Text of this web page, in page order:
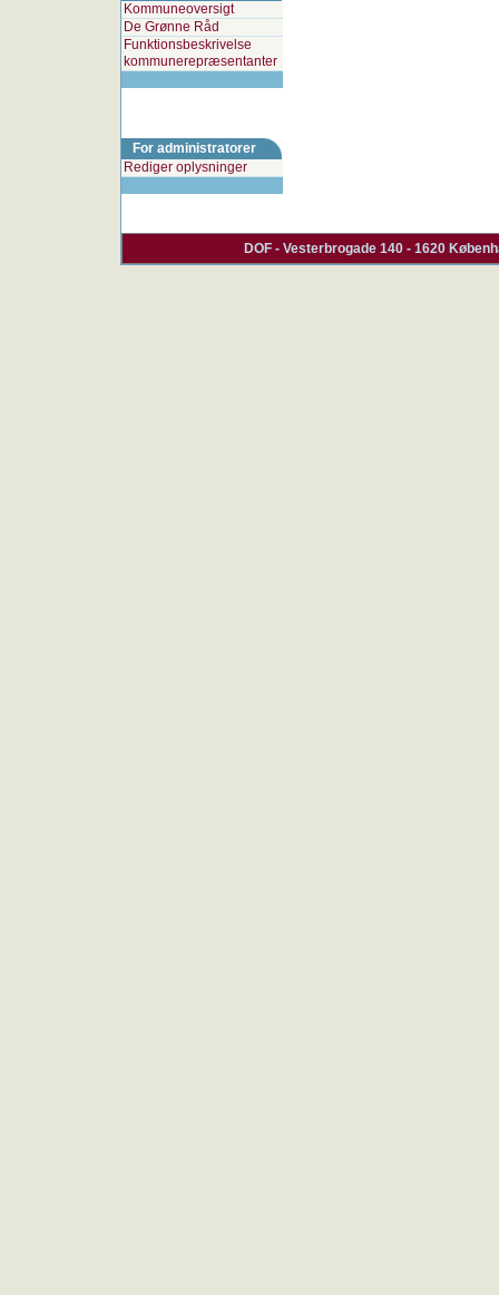
Kommuneoversigt
De Grønne Råd
Funktionsbeskrivelse
kommunerepræsentanter
For administratorer
Rediger oplysninger
DOF - Vesterbrogade 140 - 1620